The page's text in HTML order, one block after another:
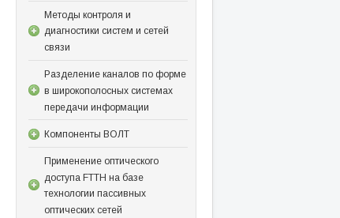
Методы контроля и
диагностики систем и сетей
связи
Разделение каналов по форме
в широкополосных системах
передачи информации
Компоненты ВОЛТ
Применение оптического
доступа FTTH на базе
технологии пассивных
оптических сетей